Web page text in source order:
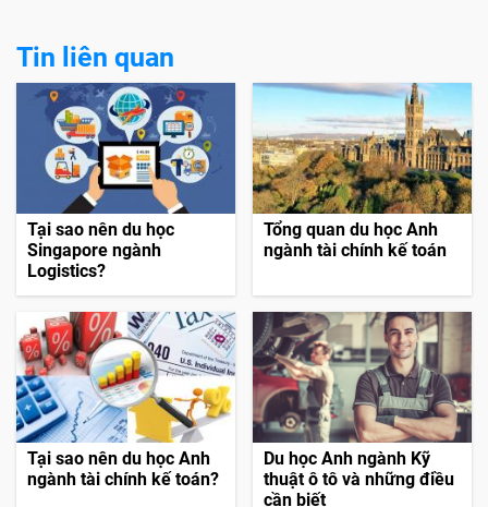
Tin liên quan
Tại sao nên du học
Singapore ngành
Logistics?
Tổng quan du học Anh
ngành tài chính kế toán
Tại sao nên du học Anh
ngành tài chính kế toán?
Du học Anh ngành Kỹ
thuật ô tô và những điều
cần biết